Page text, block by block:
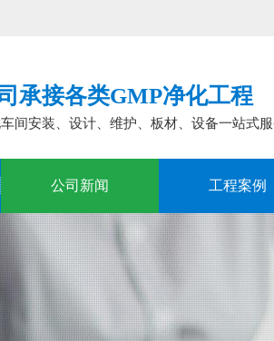
承接各类GMP净化工程
间安装、设计、维护、板材、设备一站式
公司新闻 工程案例